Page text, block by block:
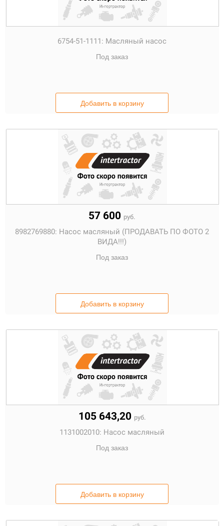
6754-51-1111: Масляный насос
Под заказ
Добавить в корзину
57 600 руб.
8982769880: Насос масляный (ПРОДАВАТЬ ПО ФОТО 2
ВИДА!!!)
Под заказ
Добавить в корзину
105 643,20 руб.
1131002010: Насос масляный
Под заказ
Добавить в корзину